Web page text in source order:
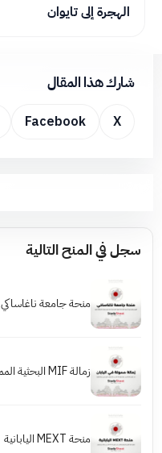
الهجرة إلى تايوان
شارك هذا المقال
X
Facebook
سجل في المنح التالية
منحة جامعة ناغاساكي
زمالة MIF البحثية الممولة في اليابان للباحثين
منحة MEXT اليابانية